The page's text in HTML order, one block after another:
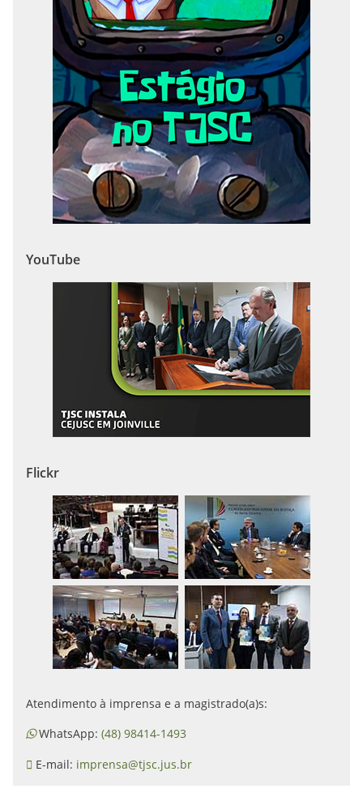
YouTube
Flickr
Atendimento à imprensa e a magistrado(a)s:
WhatsApp: (48) 98414-1493
E-mail: imprensa@tjsc.jus.br